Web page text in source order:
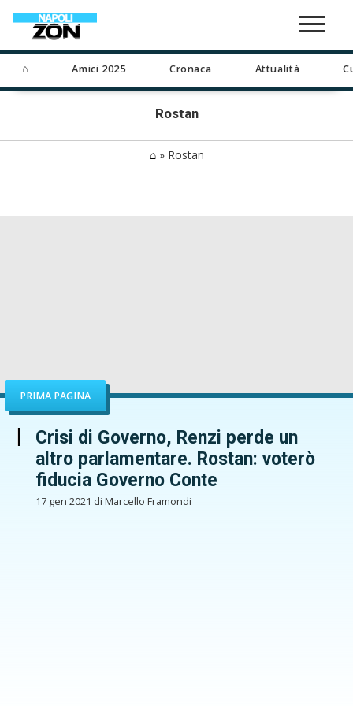
⌂ Amici 2025 Cronaca Attualità
Rostan
⌂» Rostan
PRIMA PAGINA
Crisi di Governo, Renzi perde un
altro parlamentare. Rostan: voterò
fiducia Governo Conte
17 gen 2021 di Marcello Framondi